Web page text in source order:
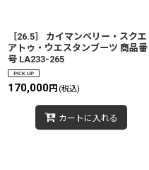
［26.5］ カイマンベリー・スクエ
アトゥ・ウエスタンブーツ 商品番
号 LA233-265
170,000円 (税込)
カートに入れる